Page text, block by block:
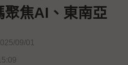
聚焦AI、東南亞
09/01